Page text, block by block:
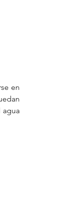
en
agua